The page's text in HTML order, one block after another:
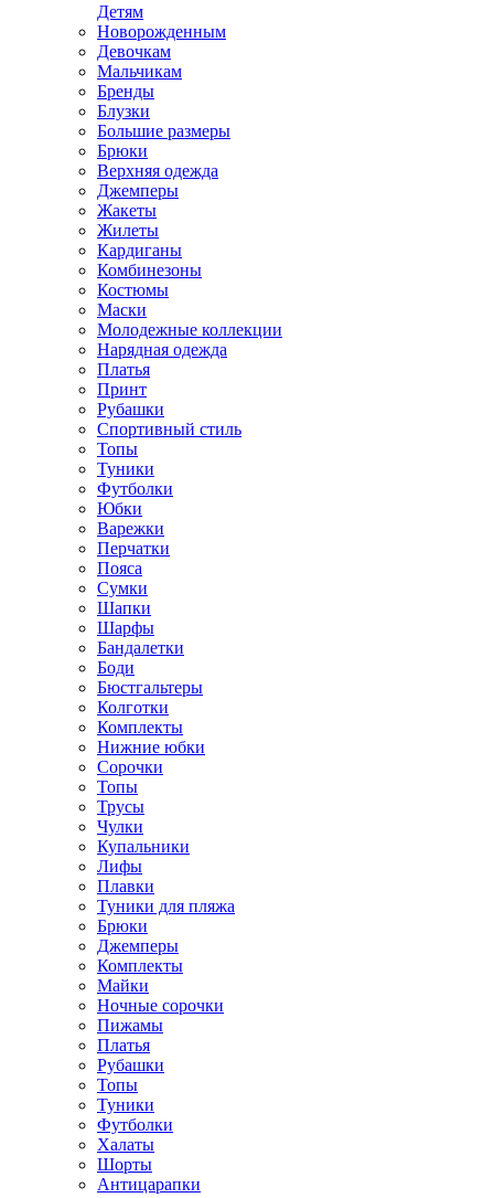
Детям
Новорожденным
Девочкам
Мальчикам
Бренды
Блузки
Большие размеры
Брюки
Верхняя одежда
Джемперы
Жакеты
Жилеты
Кардиганы
Комбинезоны
Костюмы
Маски
Молодежные коллекции
Нарядная одежда
Платья
Принт
Рубашки
Спортивный стиль
Топы
Туники
Футболки
Юбки
Варежки
Перчатки
Пояса
Сумки
Шапки
Шарфы
Бандалетки
Боди
Бюстгальтеры
Колготки
Комплекты
Нижние юбки
Сорочки
Топы
Трусы
Чулки
Купальники
Лифы
Плавки
Туники для пляжа
Брюки
Джемперы
Комплекты
Майки
Ночные сорочки
Пижамы
Платья
Рубашки
Топы
Туники
Футболки
Халаты
Шорты
Антицарапки